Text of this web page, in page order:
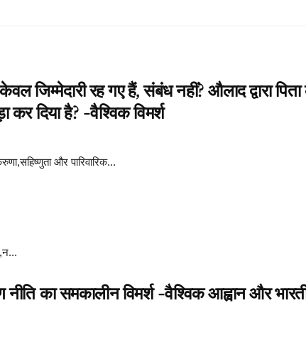
जिम्मेदारी रह गए हैं, संबंध नहीं? औलाद द्वारा
दिया है? -वैश्विक विमर्श
और पारिवारिक...
का समकालीन विमर्श -वैश्विक आह्वान और